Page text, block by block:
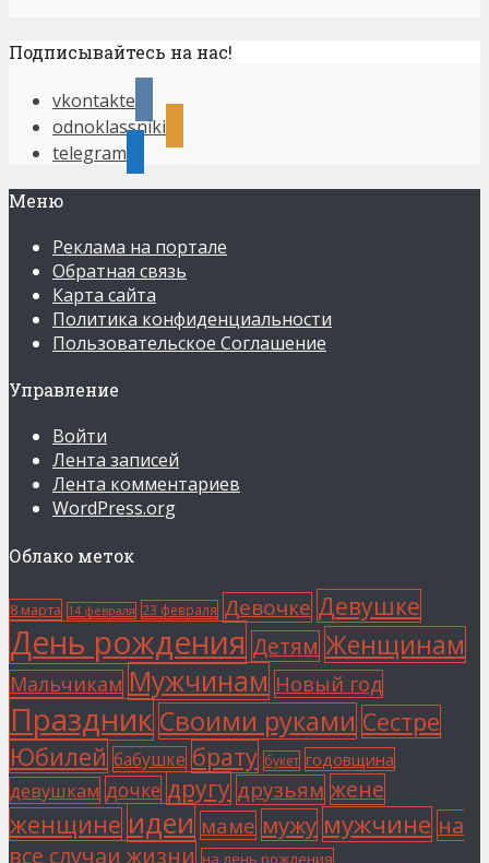
Подписывайтесь на нас!
vkontakte
odnoklassniki
telegram
Меню
Реклама на портале
Обратная связь
Карта сайта
Политика конфиденциальности
Пользовательское Соглашение
Управление
Войти
Лента записей
Лента комментариев
WordPress.org
Облако меток
8 марта 14 февраля 23 февраля Девочке Девушке
День рождения Детям Женщинам
Мальчикам Мужчинам Новый год
Праздник Своими руками Сестре
Юбилей бабушке брату букет годовщина
девушкам дочке другу друзьям жене
женщине идеи маме мужу мужчине на
все случаи жизни на день рождения